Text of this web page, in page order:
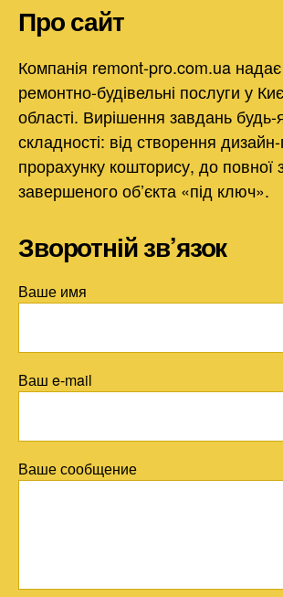
Про сайт
Компанія remont-pro.com.ua надає
ремонтно-будівельні послуги у
області. Вирішення завдань будь-
складності: від створення
прорахунку кошторису, до повної
завершеного об’єкта «під ключ».
Зворотній зв’язок
Ваше имя
Ваш e-mail
Ваше сообщение